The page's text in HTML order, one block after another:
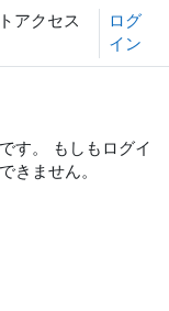
アクセス
ログ
イン
す。 もしもログイ
きません。